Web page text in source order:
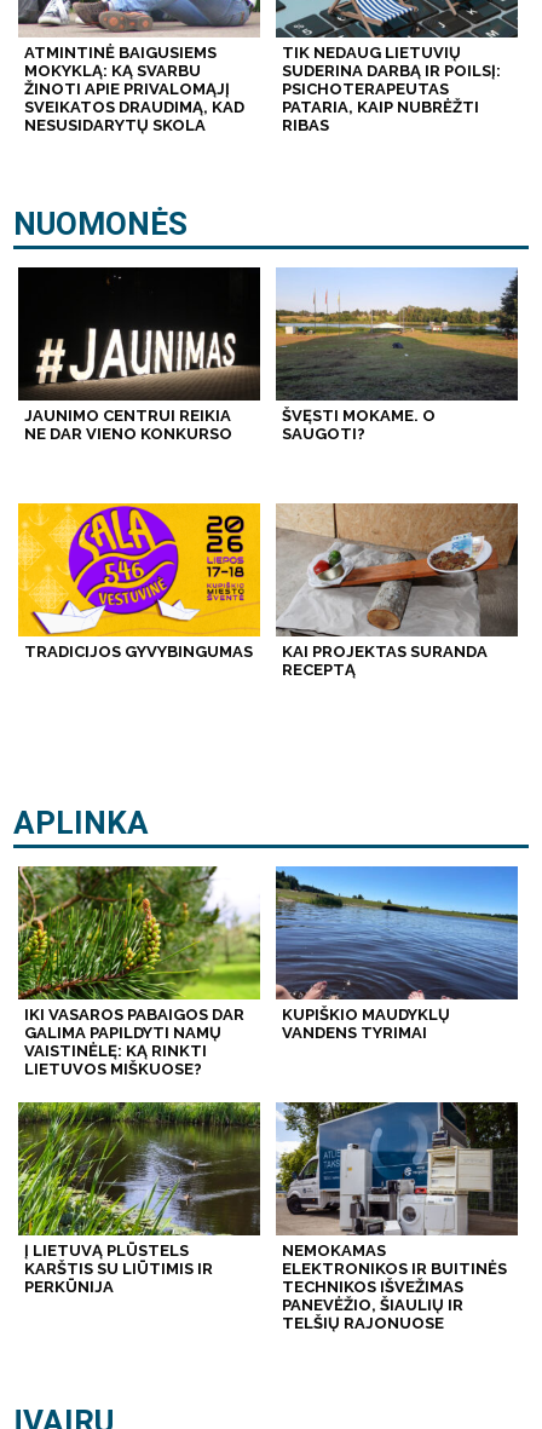
ATMINTINĖ BAIGUSIEMS
MOKYKLĄ: KĄ SVARBU
ŽINOTI APIE PRIVALOMĄJĮ
SVEIKATOS DRAUDIMĄ, KAD
NESUSIDARYTŲ SKOLA
TIK NEDAUG LIETUVIŲ
SUDERINA DARBĄ IR POILSĮ:
PSICHOTERAPEUTAS
PATARIA, KAIP NUBRĖŽTI
RIBAS
NUOMONĖS
JAUNIMO CENTRUI REIKIA
NE DAR VIENO KONKURSO
ŠVĘSTI MOKAME. O
SAUGOTI?
TRADICIJOS GYVYBINGUMAS
KAI PROJEKTAS SURANDA
RECEPTĄ
APLINKA
IKI VASAROS PABAIGOS DAR
GALIMA PAPILDYTI NAMŲ
VAISTINĖLĘ: KĄ RINKTI
LIETUVOS MIŠKUOSE?
KUPIŠKIO MAUDYKLŲ
VANDENS TYRIMAI
Į LIETUVĄ PLŪSTELS
KARŠTIS SU LIŪTIMIS IR
PERKŪNIJA
NEMOKAMAS
ELEKTRONIKOS IR BUITINĖS
TECHNIKOS IŠVEŽIMAS
PANEVĖŽIO, ŠIAULIŲ IR
TELŠIŲ RAJONUOSE